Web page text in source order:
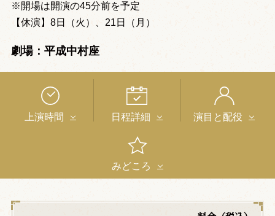
※開場は開演の45分前を予定
【休演】8日（火）、21日（月）
劇場：平成中村座
上演時間 日程詳細 演目と配役
みどころ